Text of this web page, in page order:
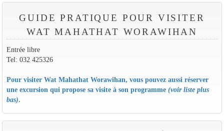
GUIDE PRATIQUE POUR VISITER
WAT MAHATHAT WORAWIHAN
Entrée libre
Tel: 032 425326
Pour visiter Wat Mahathat Worawihan, vous pouvez aussi réserver
une excursion qui propose sa visite à son programme (voir liste plus
bas).